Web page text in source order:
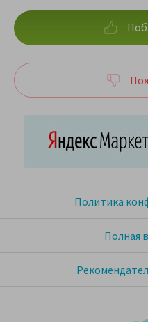
Политика
Полная